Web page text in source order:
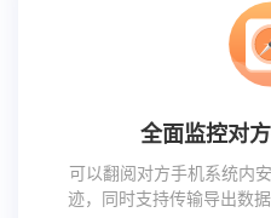
全面监控对
可以翻阅对方手机系统内
迹，同时支持传输导出数